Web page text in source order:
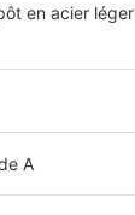
en acier léger
A